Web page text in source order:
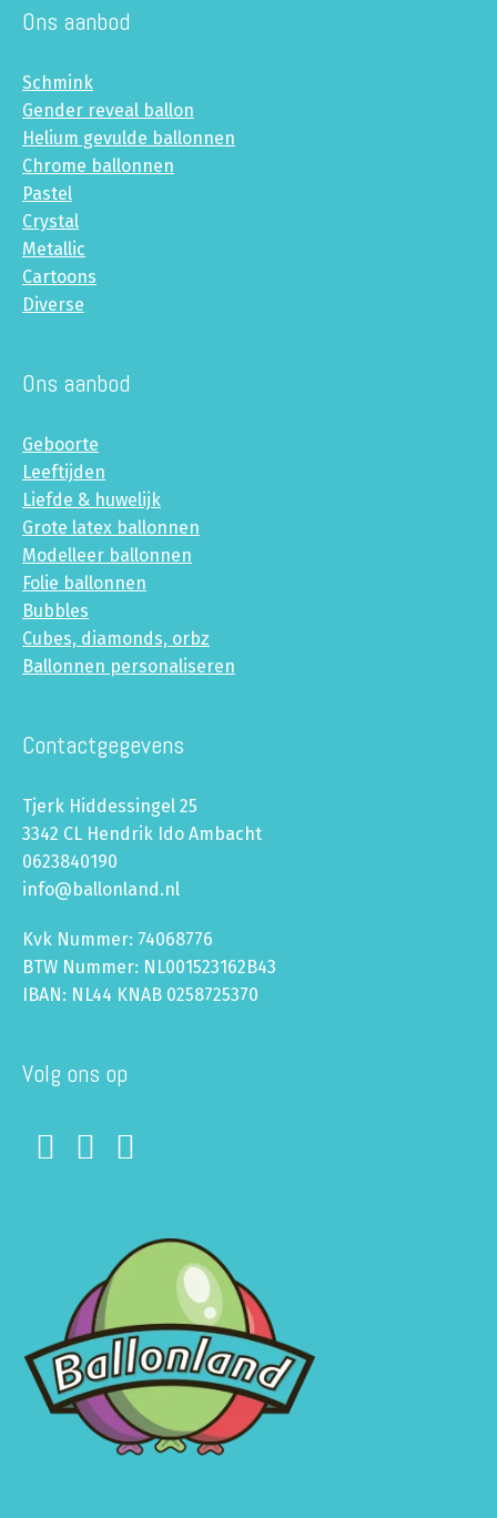
Ons aanbod
Schmink
Gender reveal ballon
Helium gevulde ballonnen
Chrome ballonnen
Pastel
Crystal
Metallic
Cartoons
Diverse
Ons aanbod
Geboorte
Leeftijden
Liefde & huwelijk
Grote latex ballonnen
Modelleer ballonnen
Folie ballonnen
Bubbles
Cubes, diamonds, orbz
Ballonnen personaliseren
Contactgegevens
Tjerk Hiddessingel 25
3342 CL Hendrik Ido Ambacht
0623840190
info@ballonland.nl
Kvk Nummer: 74068776
BTW Nummer: NL001523162B43
IBAN: NL44 KNAB 0258725370
Volg ons op